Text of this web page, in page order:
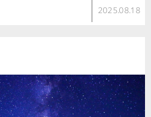
2025.08.18